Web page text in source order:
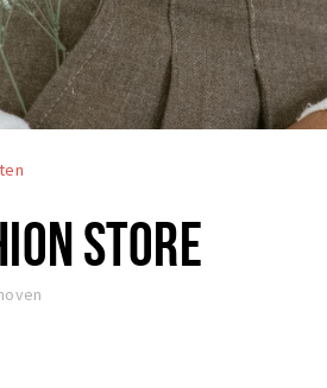
STORE